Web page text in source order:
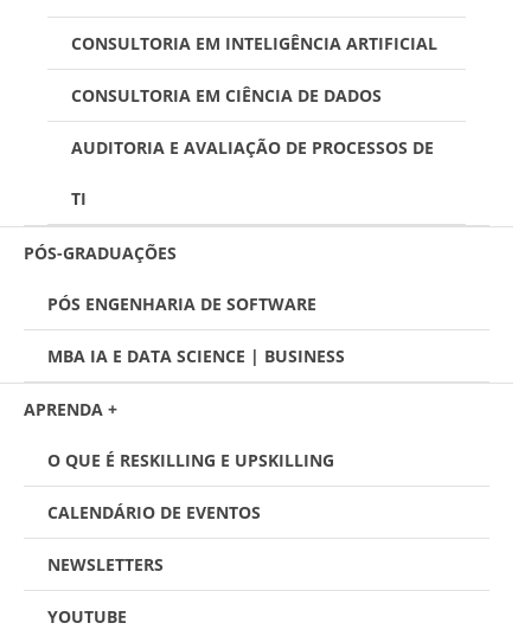
CONSULTORIA EM INTELIGÊNCIA ARTIFICIAL
CONSULTORIA EM CIÊNCIA DE DADOS
AUDITORIA E AVALIAÇÃO DE PROCESSOS DE
TI
PÓS-GRADUAÇÕES
PÓS ENGENHARIA DE SOFTWARE
MBA IA E DATA SCIENCE | BUSINESS
APRENDA +
O QUE É RESKILLING E UPSKILLING
CALENDÁRIO DE EVENTOS
NEWSLETTERS
YOUTUBE